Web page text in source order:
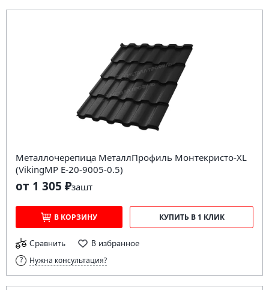
Металлочерепица МеталлПрофиль Монтекристо-XL
(VikingMP E-20-9005-0.5)
от 1 305 ₽зашт
В КОРЗИНУ КУПИТЬ В 1 КЛИК
Сравнить В избранное
Нужна консультация?